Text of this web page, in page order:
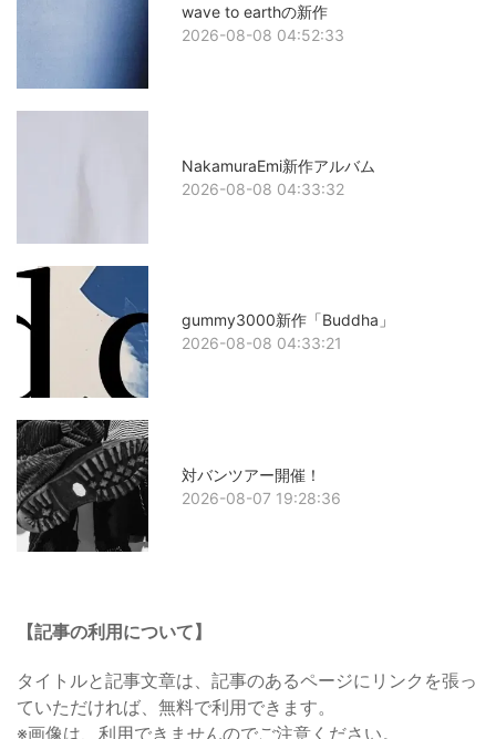
wave to earthの新作
2026-08-08 04:52:33
NakamuraEmi新作アルバム
2026-08-08 04:33:32
gummy3000新作「Buddha」
2026-08-08 04:33:21
対バンツアー開催！
2026-08-07 19:28:36
【記事の利用について】
タイトルと記事文章は、記事のあるページにリンクを張っ
ていただければ、無料で利用できます。
※画像は、利用できませんのでご注意ください。